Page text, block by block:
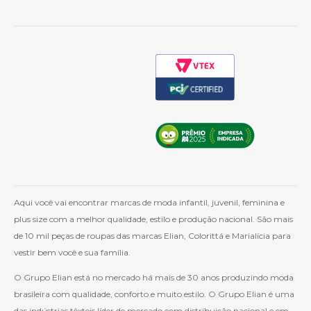
Aqui você vai encontrar marcas de moda infantil, juvenil, feminina e
plus size com a melhor qualidade, estilo e produção nacional. São mais
de 10 mil peças de roupas das marcas Elian, Colorittá e Marialícia para
vestir bem você e sua família.
O Grupo Elian está no mercado há mais de 30 anos produzindo moda
brasileira com qualidade, conforto e muito estilo. O Grupo Elian é uma